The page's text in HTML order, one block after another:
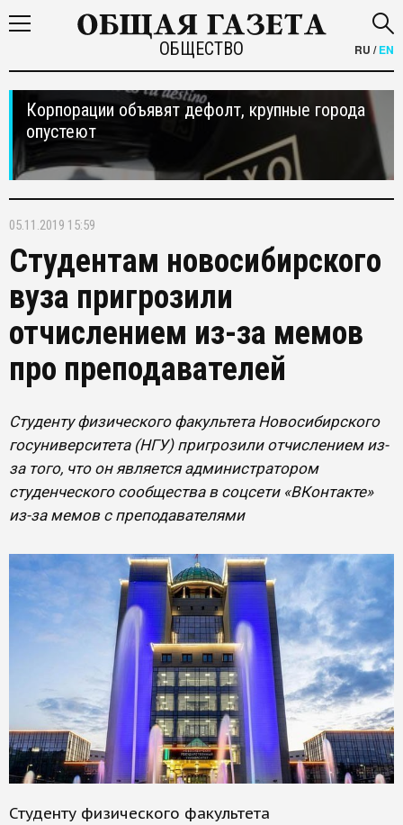
ОБЩЕСТВО RU /EN
Корпорации объявят дефолт, крупные города
опустеют
05.11.2019 15:59
Студентам новосибирского
вуза пригрозили
отчислением из-за мемов
про преподавателей
Студенту физического факультета Новосибирского
госуниверситета (НГУ) пригрозили отчислением из-
за того, что он является администратором
студенческого сообщества в соцсети «ВКонтакте»
из-за мемов с преподавателями
Студенту физического факультета